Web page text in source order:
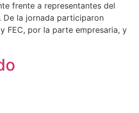
frente a representantes del
De la jornada participaron
y FEC, por la parte empresaria, y